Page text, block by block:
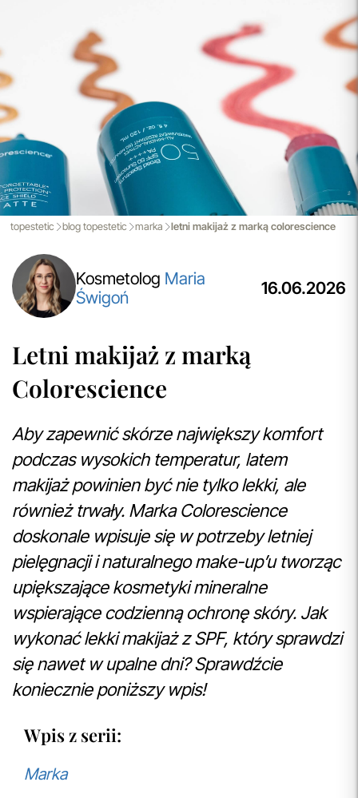
technologicznie systemom IT, zamówienia są zazwyczaj
wysyłane i dostarczane w ciągu zaledwie24 godzin
momentu złożenia.
przeczytaj więcej
Spersonalizowane Próbki
Do wielu zamówień dołączamy starannie dobrane próbki
kosmetyków, dopasowane do indywidualnych potrzeb
pielęgnacyjnych. To nasz sposób, by umożliwić Ci
odkrywanie nowych produktów i doświadczanie
pielęgnacji w najlepszym wydaniu — świadomie, z troską o
Ciebie i Twoją skórę.
przeczytaj więcej
topestetic blog topestetic marka letni makijaż z marką colorescience
Kosmetolog Maria
Świgoń
16.06.2026
Letni makijaż z marką
Colorescience
Aby zapewnić skórze największy komfort
podczas wysokich temperatur, latem
makijaż powinien być nie tylko lekki, ale
również trwały. Marka Colorescience
doskonale wpisuje się w potrzeby letniej
pielęgnacji i naturalnego make-up’u tworząc
upiększające kosmetyki mineralne
wspierające codzienną ochronę skóry. Jak
wykonać lekki makijaż z SPF, który sprawdzi
się nawet w upalne dni? Sprawdźcie
koniecznie poniższy wpis!
Wpis z serii:
Marka